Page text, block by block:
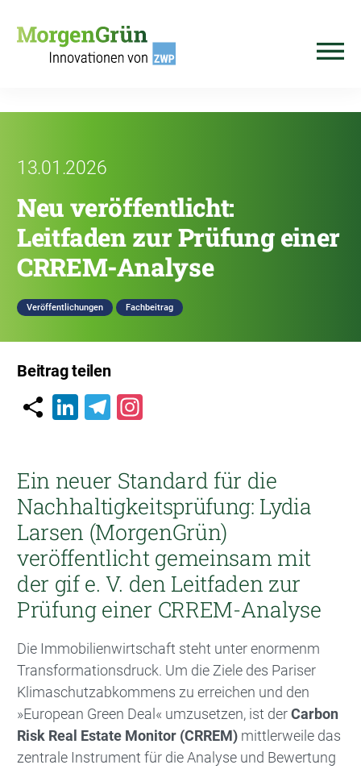
13.01.2026
Neu veröffentlicht:
Leitfaden zur Prüfung einer
CRREM-Analyse
Veröffentlichungen Fachbeitrag
Beitrag teilen
LinkedIn
Telegram
Ein neuer Standard für die
Nachhaltigkeitsprüfung: Lydia
Larsen (MorgenGrün)
veröffentlicht gemeinsam mit
der gif e. V. den Leitfaden zur
Prüfung einer CRREM-Analyse
Die Immobilienwirtschaft steht unter enormenm
Transformationsdruck. Um die Ziele des Pariser
Klimaschutzabkommens zu erreichen und den
»European Green Deal« umzusetzen, ist derCarbon
Risk Real Estate Monitor (CRREM) mittlerweile das
zentrale Instrument für die Analyse und Bewertung